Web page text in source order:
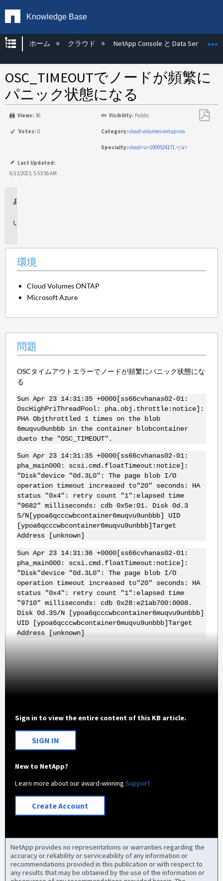
Knowledge Base
グローバル階層を展開/折りたたむ
ホーム クラウド NetApp Console と Data Services
OSC_TIMEOUTでノードが頻繁に
パニック状態になる
Views: 36 Visibility: Public
Votes: 0 Category:cloud-volumes-ontap-cvo
Specialty:cloud<a>2009524171.</a>
Last Updated:
6/13/2023, 5:53:56 AM
環境
Cloud Volumes ONTAP
Microsoft Azure
問題
OSCタイムアウトエラーでノードが頻繁にパニック状態にな
る
Sun Apr 23 14:31:35 +0000[ss66cvhanas02-01:
OscHighPriThreadPool: pha.obj.throttle:notice]:
PHA Objthrottled 1 times on the blob
6muqvu9unbbb in the container blobcontainer
dueto the "OSC_TIMEOUT".
Sun Apr 23 14:31:35 +0000[ss66cvhanas02-01:
pha_main000: scsi.cmd.floatTimeout:notice]:
"Disk"device "0d.3L0": The page blob I/O
operation timeout increased to"20" seconds: HA
status "0x4": retry count "1":elapsed time
"9682" milliseconds: cdb 0x5e:01. Disk 0d.3
S/N[ypoa6qcccwbcontainer6muqvu9unbbb] UID
[ypoa6qcccwbcontainer6muqvu9unbbb]Target
Address [unknown]
Sun Apr 23 14:31:36 +0000[ss66cvhanas02-01:
pha_main000: scsi.cmd.floatTimeout:notice]:
"Disk"device "0d.3L0": The page blob I/O
operation timeout increased to"20" seconds: HA
status "0x4": retry count "1":elapsed time
"9710" milliseconds: cdb 0x28:e21ab700:0008.
Disk 0d.3S/N [ypoa6qcccwbcontainer6muqvu9unbbb]
UID [ypoa6qcccwbcontainer6muqvu9unbbb]Target
Address [unknown]
Sign in to view the entire content of this KB article.
SIGN IN
New to NetApp?
Learn more about our award-winningSupport
Create Account
NetApp provides no representations or warranties regarding the
accuracy or reliability or serviceability of any information or
recommendations provided in this publication or with respect to
any results that may be obtained by the use of the information or